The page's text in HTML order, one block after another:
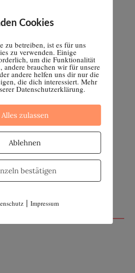
Cookies
zu betreiben, ist es für uns
zu verwenden. Einige
um die Funktionalität
andere brauchen wir für unsere
andere helfen uns dir nur die
die dich interessiert. Mehr
Datenschutzerklärung.
Alles zulassen
Ablehnen
bestätigen
|Impressum